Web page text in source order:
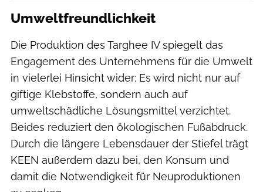
Umweltfreundlichkeit
Die Produktion des Targhee IV spiegelt das
Engagement des Unternehmens für die Umwelt
in vielerlei Hinsicht wider: Es wird nicht nur auf
giftige Klebstoffe, sondern auch auf
umweltschädliche Lösungsmittel verzichtet.
Beides reduziert den ökologischen Fußabdruck.
Durch die längere Lebensdauer der Stiefel trägt
KEEN außerdem dazu bei, den Konsum und
damit die Notwendigkeit für Neuproduktionen